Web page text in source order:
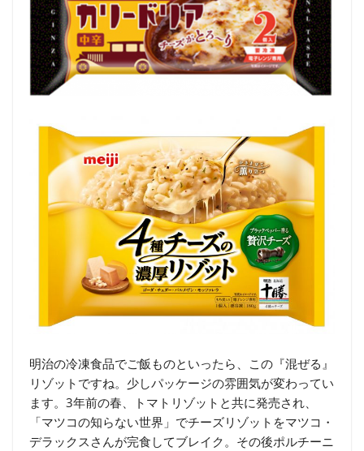
明治の冷凍食品でご飯ものといったら、この『混ぜる』
リゾットですね。少しパッケージの雰囲気が変わってい
ます。3年前の春、トマトリゾットと共に発売され、
「マツコの知らない世界」でチーズリゾットをマツコ・
デラックスさんが完食してブレイク。その後ポルチーニ